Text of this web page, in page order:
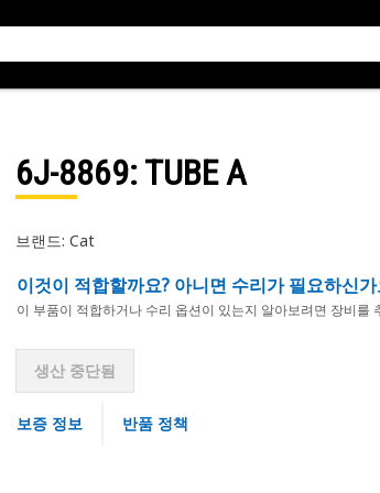
6J-8869: TUBE A
브랜드: Cat
이것이 적합할까요? 아니면 수리가 필요하신가
이 부품이 적합하거나 수리 옵션이 있는지 알아보려면 장비를
생산 중단됨
보증 정보 반품 정책